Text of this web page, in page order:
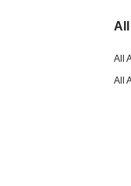
All
All